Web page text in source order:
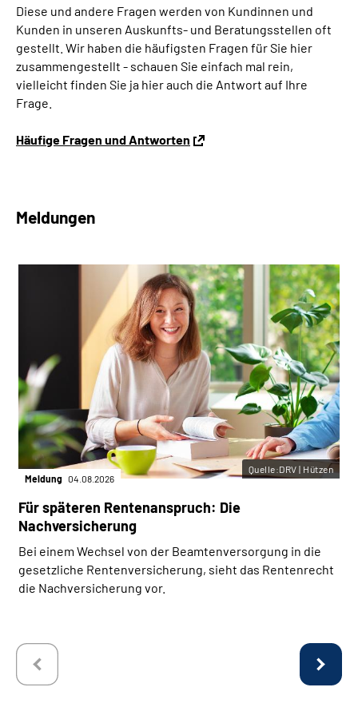
Diese und andere Fragen werden von Kundinnen und
Kunden in unseren Auskunfts- und Beratungsstellen oft
gestellt. Wir haben die häufigsten Fragen für Sie hier
zusammengestellt - schauen Sie einfach mal rein,
vielleicht finden Sie ja hier auch die Antwort auf Ihre
Frage.
Häufige Fragen und Antworten
Meldungen
Meldung 04.08.2026
Für späteren Rentenanspruch: Die
Nachversicherung
Bei einem Wechsel von der Beamtenversorgung in die
gesetzliche Rentenversicherung, sieht das Rentenrecht
die Nachversicherung vor.
Quelle:DRV | Hützen